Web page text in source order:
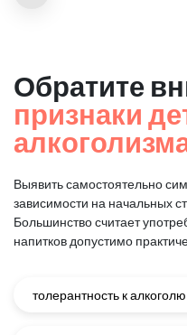
Обратите
признаки
Выявить самостоятельно
зависимости на начальных
Большинство считает
напитков допустимо
толерантность к алкоголю